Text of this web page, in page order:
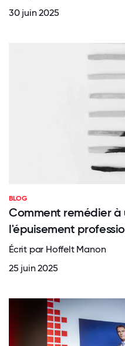
30 juin 2025
BLOG
Comment remédier à
l'épuisement
Écrit par Hoffelt Manon
25 juin 2025